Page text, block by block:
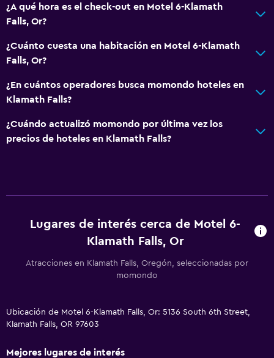
¿A qué hora es el check-out en Motel 6-Klamath
Falls, Or?
¿Cuánto cuesta una habitación en Motel 6-Klamath
Falls, Or?
¿En cuántos operadores busca momondo hoteles en
Klamath Falls?
¿Cuándo actualizó momondo por última vez los
precios de hoteles en Klamath Falls?
Lugares de interés cerca de Motel 6-
Klamath Falls, Or
Atracciones en Klamath Falls, Oregón, seleccionadas por
momondo
Ubicación de Motel 6-Klamath Falls, Or: 5136 South 6th Street,
Klamath Falls, OR 97603
Mejores lugares de interés